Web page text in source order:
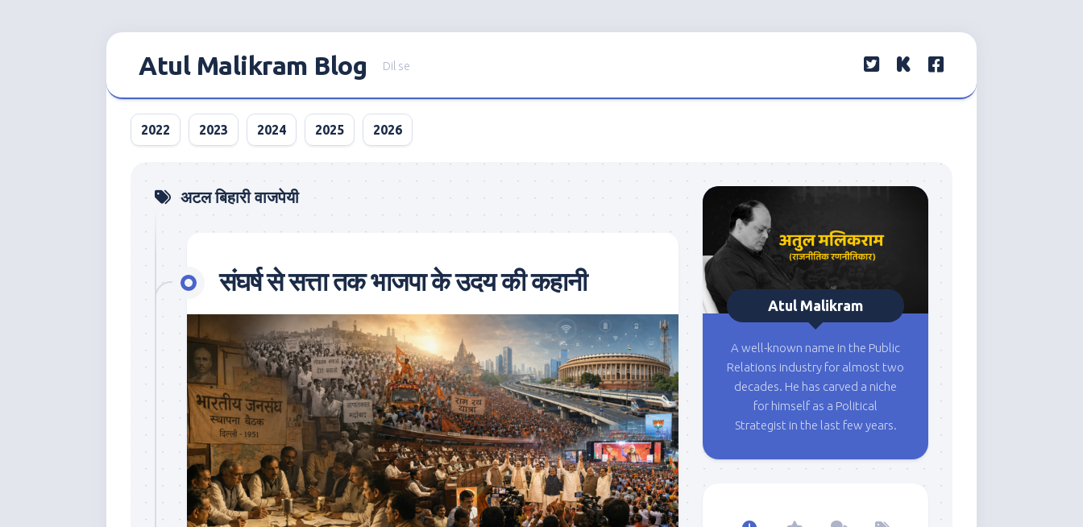
Atul Malikram Blog Dil se
2022 2023 2024 2025 2026
अटल बिहारी वाजपेयी
संघर्ष से सत्ता तक भाजपा के उदय की कहानी
Atul Malikram
A well-known name in the Public
Relations industry for almost two
decades. He has carved a niche
for himself as a Political
Strategist in the last few years.